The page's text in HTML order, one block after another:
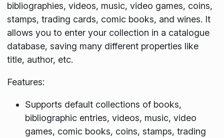
bibliographies, videos, music, video games, coins,
stamps, trading cards, comic books, and wines. It
allows you to enter your collection in a catalogue
database, saving many different properties like
title, author, etc.
Features:
Supports default collections of books,
bibliographic entries, videos, music, video
games, comic books, coins, stamps, trading